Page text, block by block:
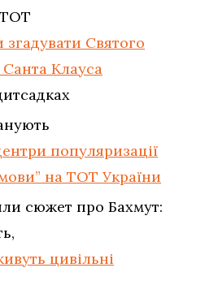
Святого
Клауса
популяризації
на ТОТ України
сюжет про Бахмут:
цивільні